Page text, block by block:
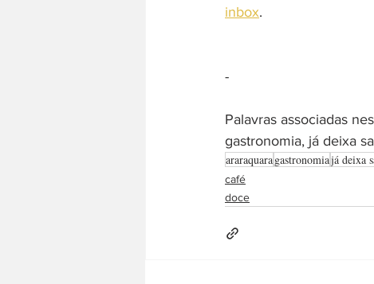
inbox.
-
Palavras associadas
gastronomia, já deixa
araraquaragastronomiajá deixa
café
doce